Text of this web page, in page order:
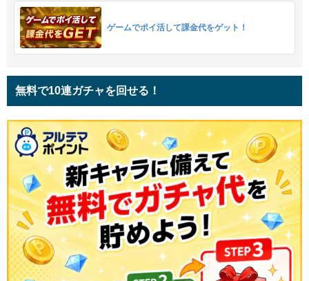
ゲームでポイ活して課金代をゲット！
無料で10連ガチャを回せる！